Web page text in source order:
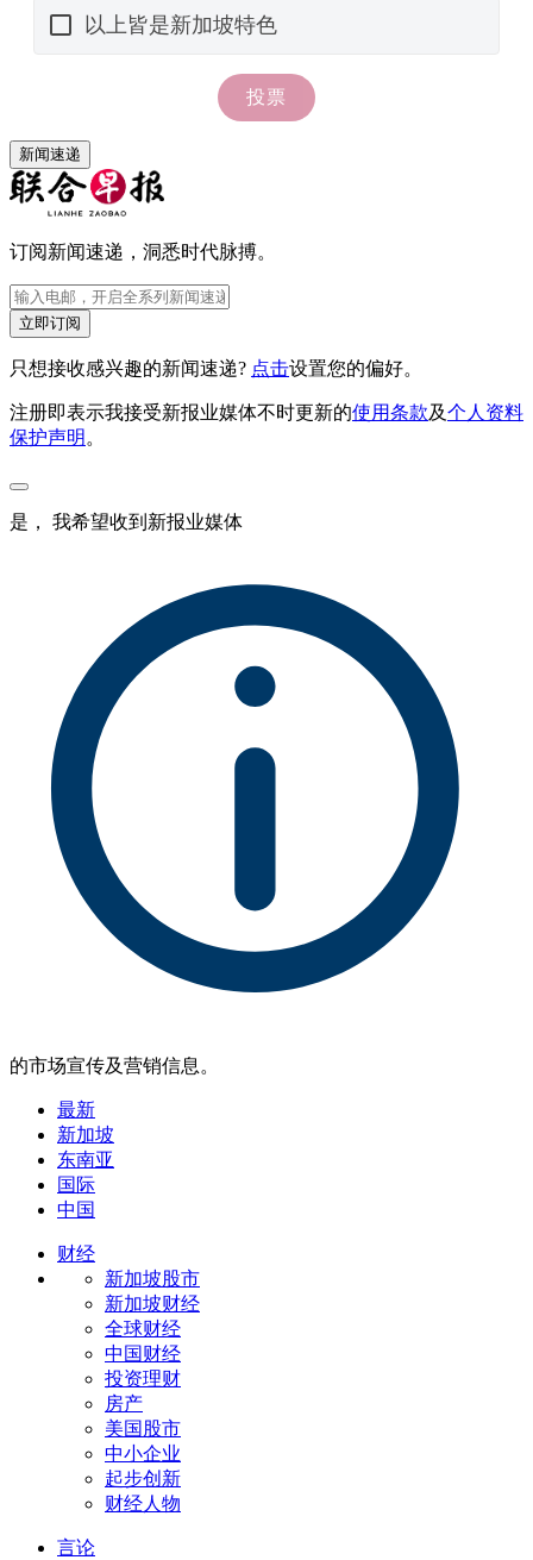
新闻速递
订阅新闻速递，洞悉时代脉搏。
立即订阅
只想接收感兴趣的新闻速递? 点击设置您的偏好。
注册即表示我接受新报业媒体不时更新的使用条款及个人资料
保护声明 。
是， 我希望收到新报业媒体
的市场宣传及营销信息。
最新
新加坡
东南亚
国际
中国
财经
新加坡股市
新加坡财经
全球财经
中国财经
投资理财
房产
美国股市
中小企业
起步创新
财经人物
言论